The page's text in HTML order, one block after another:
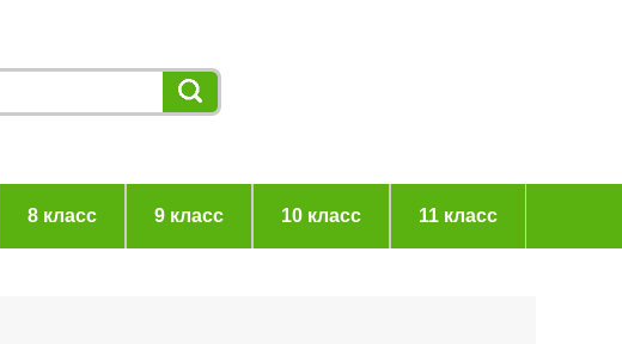
8 класс 9 класс 10 класс 11 класс